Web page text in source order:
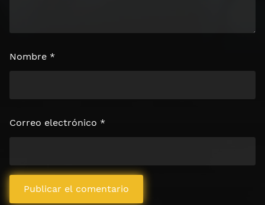
Nombre *
Correo electrónico *